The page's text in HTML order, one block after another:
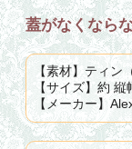
蓋がなくなら
【素材】ティン
【サイズ】約
【メーカー】